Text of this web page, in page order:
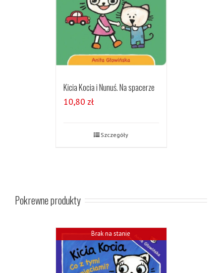
Kicia Kocia i Nunuś. Na spacerze
10,80 zł
Szczegóły
Pokrewne produkty
Brak na stanie